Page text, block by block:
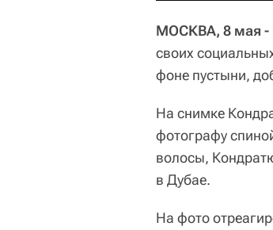
МОСКВА, 8 мая -
своих
фоне пустыни,
На снимке
фотографу
волосы,
в Дубае.
На фото